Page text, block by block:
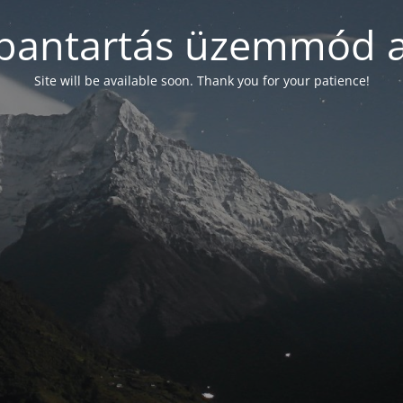
üzemmód
Site will be available soon. Thank you for your patience!